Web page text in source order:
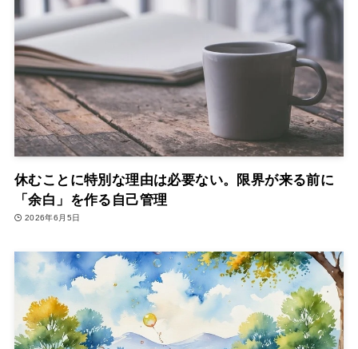
休むことに特別な理由は必要ない。限界が来る前に
「余白」を作る自己管理
2026年6月5日